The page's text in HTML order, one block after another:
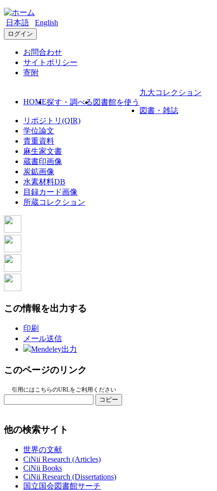
日本語 English
ログイン
お問合わせ
サイトポリシー
寄附
HOME探す・調べる 図書館を使う
九大コレクション
図書・雑誌
リポジトリ(QIR)
学位論文
貴重資料
麻生家文書
蔵書印画像
炭鉱画像
水素材料DB
目録カード画像
所蔵コレクション
この情報を出力する
印刷
メール送信
Mendeley出力
このページのリンク
引用にはこちらのURLをご利用ください
コピー
他の検索サイト
世界の文献
CiNii Research (Articles)
CiNii Books
CiNii Research (Dissertations)
国立国会図書館サーチ